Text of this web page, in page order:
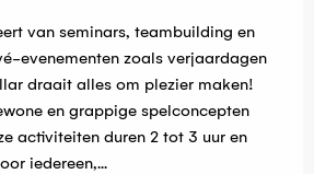
van seminars, teambuilding en
evenementen zoals verjaardagen
draait alles om plezier maken!
en grappige spelconcepten
activiteiten duren 2 tot 3 uur en
iedereen,...